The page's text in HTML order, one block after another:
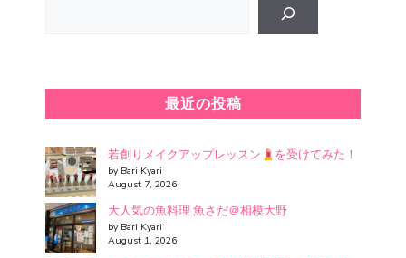
最近の投稿
若創りメイクアップレッスン を受けてみた！
by Bari Kyari
August 7, 2026
大人気の魚料理 魚さだ＠相模大野
by Bari Kyari
August 1, 2026